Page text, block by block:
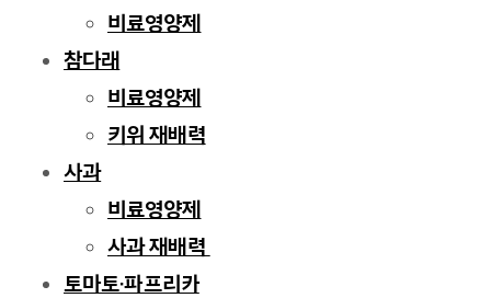
비료영양제
참다래
비료영양제
키위 재배력
사과
비료영양제
사과 재배력 ​
토마토·파프리카